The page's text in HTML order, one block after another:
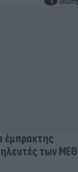
έμπρακτης
των ΜΕΘ